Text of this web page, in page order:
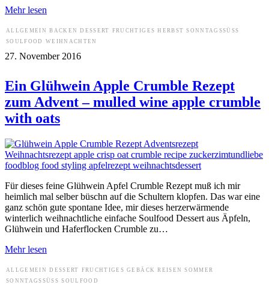
Mehr lesen
ALLGEMEIN BACKEN DESSERT FRUCHTIGES HERBST SONNTAGSSÜSS
SOULFOOD
WEIHNACHTEN
27. November 2016
Ein Glühwein Apple Crumble Rezept
zum Advent – mulled wine apple crumble
with oats
Für dieses feine Glühwein Apfel Crumble Rezept muß ich mir
heimlich mal selber büschn auf die Schultern klopfen. Das war eine
ganz schön gute spontane Idee, mir dieses herzerwärmende
winterlich weihnachtliche einfache Soulfood Dessert aus Äpfeln,
Glühwein und Haferflocken Crumble zu…
Mehr lesen
ALLGEMEIN DESSERT FRUCHTIGES GEBÄCK REISEN
SOMMER
SONNTAGSSÜSS
SOULFOOD